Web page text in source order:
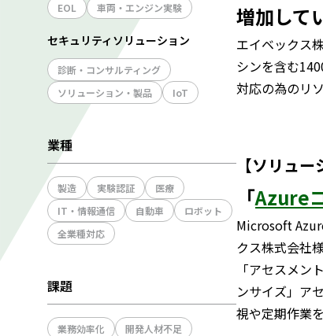
EOL
車両・エンジン実験
セキュリティソリューション
診断・コンサルティング
ソリューション・製品
IoT
業種
製造 実験認証
医療
IT・情報通信
自動車
ロボット
全業種対応
課題
業務効率化
開発人材不足
増加して
エイベックス
シンを含む
対応の為のリ
【ソリュー
「Azure
Microsoft
クス株式会社
「アセスメ
ンサイズ」ア
視や定期作業